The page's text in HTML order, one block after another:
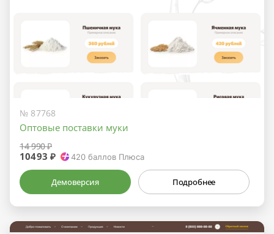
№ 87768
Оптовые поставки муки
14 990 ₽
10493 ₽ 420 баллов Плюса
Демоверсия Подробнее